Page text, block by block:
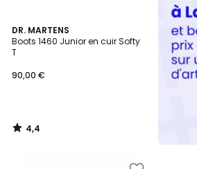
DR. MARTENS
Boots 1460 Junior en cuir Softy
T
90,00 €
4,4
/ 5
4,4
/